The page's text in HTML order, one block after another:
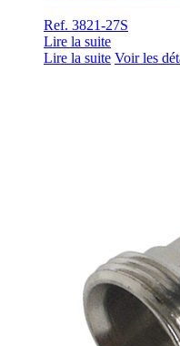
Ref. 3821-27S
Lire la suite
Lire la suite Voir les